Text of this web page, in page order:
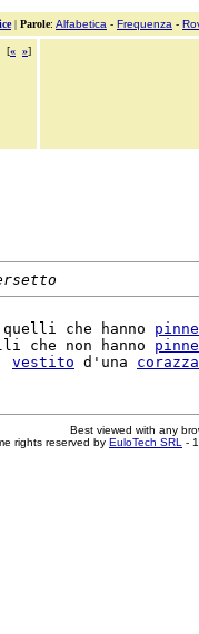
| Parole: Alfabetica - Frequenza -
[« »]
che hanno pinne
che non hanno pinne
vestito d'una corazza
Best viewed with any
rights reserved by EuloTech SRL -